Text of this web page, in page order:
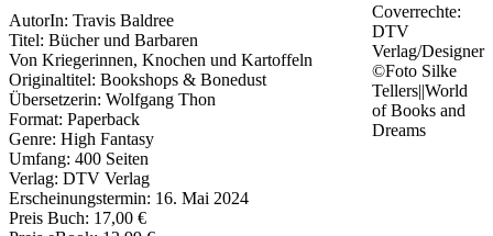
Coverrechte:
DTV
Verlag/Designer
©Foto Silke
Tellers||World
of Books and
Dreams
AutorIn: Travis Baldree
Titel: Bücher und Barbaren
Von Kriegerinnen, Knochen und Kartoffeln
Originaltitel: Bookshops & Bonedust
Übersetzerin: Wolfgang Thon
Format: Paperback
Genre: High Fantasy
Umfang: 400 Seiten
Verlag: DTV Verlag
Erscheinungstermin: 16. Mai 2024
Preis Buch: 17,00 €